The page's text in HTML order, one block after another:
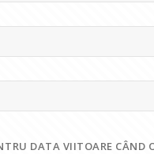
DATA VIITOARE CÂND